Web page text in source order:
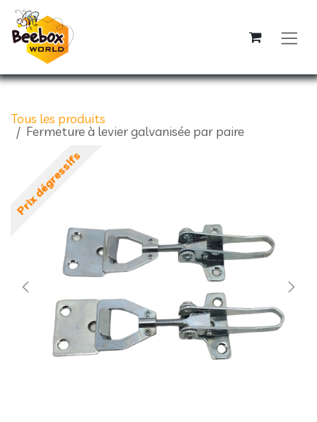
Se rendre au contenu
Tous les produits
Fermeture à levier galvanisée par paire
Prix dégressifs